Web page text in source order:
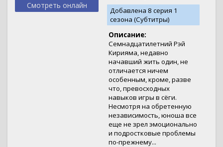
Смотреть онлайн
Добавлена 8 серия 1
сезона (Субтитры)
Описание:
Семнадцатилетний Рэй
Кирияма, недавно
начавший жить один, не
отличается ничем
особенным, кроме, разве
что, превосходных
навыков игры в сёги.
Несмотря на обретенную
независимость, юноша все
еще не зрел эмоционально
и подростковые проблемы
по-прежнему...